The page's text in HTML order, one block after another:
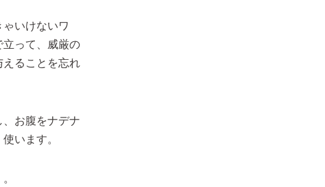
いけないワ
って、威厳の
ることを忘れ
お腹をナデナ
います。